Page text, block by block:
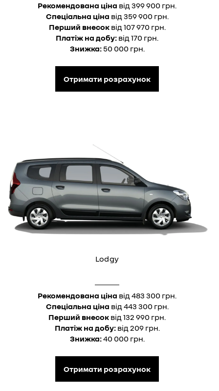
Рекомендована ціна від 399 900 грн.
Спеціальна ціна від 359 900 грн.
Перший внесоквід 107 970 грн.
Платіж на добу: від 170 грн.
Знижка:50 000 грн.
Отримати розрахунок
Lodgy
Рекомендована ціна від 483 300 грн.
Спеціальна ціна від 443 300 грн.
Перший внесок від 132 990 грн.
Платіж на добу:від 209 грн.
Знижка:40 000 грн.
Отримати розрахунок